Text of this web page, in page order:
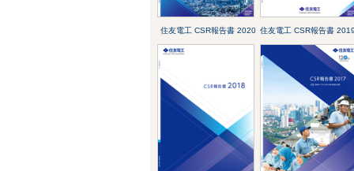
住友電工 CSR報告書 2020 住友電工 CSR報告書